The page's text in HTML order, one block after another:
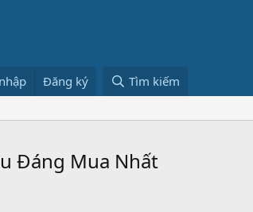
Đăng ký Tìm kiếm
Đáng Mua Nhất